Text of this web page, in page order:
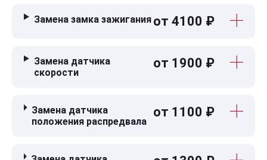
Замена замка зажигания от 4100 ₽
Замена датчика
скорости
от 1900 ₽
Замена датчика
положения распредвала
от 1100 ₽